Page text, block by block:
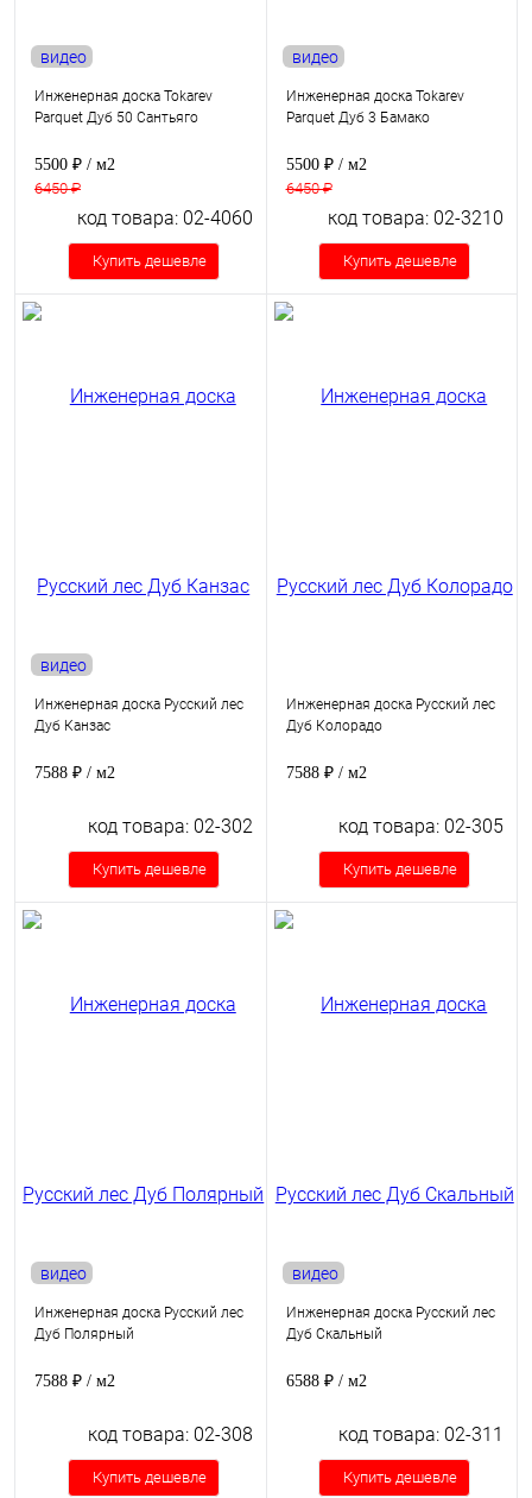
видео
Инженерная доска Tokarev
Parquet Дуб 50 Сантьяго
5500 ₽ / м2
6450 ₽
код товара: 02-4060
Купить дешевле
видео
Инженерная доска Tokarev
Parquet Дуб 3 Бамако
5500 ₽ / м2
6450 ₽
код товара: 02-3210
Купить дешевле
видео
Инженерная доска Русский лес
Дуб Канзас
7588 ₽ / м2
код товара: 02-302
Купить дешевле
Инженерная доска Русский лес
Дуб Колорадо
7588 ₽ / м2
код товара: 02-305
Купить дешевле
видео
Инженерная доска Русский лес
Дуб Полярный
7588 ₽ / м2
код товара: 02-308
Купить дешевле
видео
Инженерная доска Русский лес
Дуб Скальный
6588 ₽ / м2
код товара: 02-311
Купить дешевле